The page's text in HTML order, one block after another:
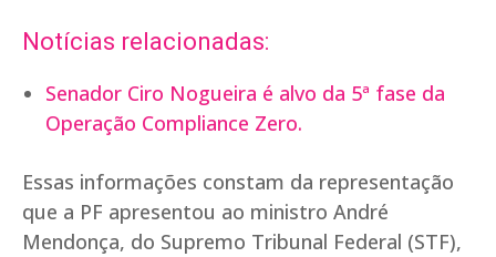
Notícias relacionadas:
Senador Ciro Nogueira é alvo da 5ª fase da
Operação Compliance Zero.
Essas informações constam da representação
que a PF apresentou ao ministro André
Mendonça, do Supremo Tribunal Federal (STF),